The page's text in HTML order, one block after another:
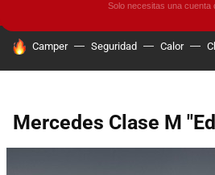
HOY SE HABLA DE
Camper Seguridad Calor
Mercedes Clase M
Solo necesitas una cuenta